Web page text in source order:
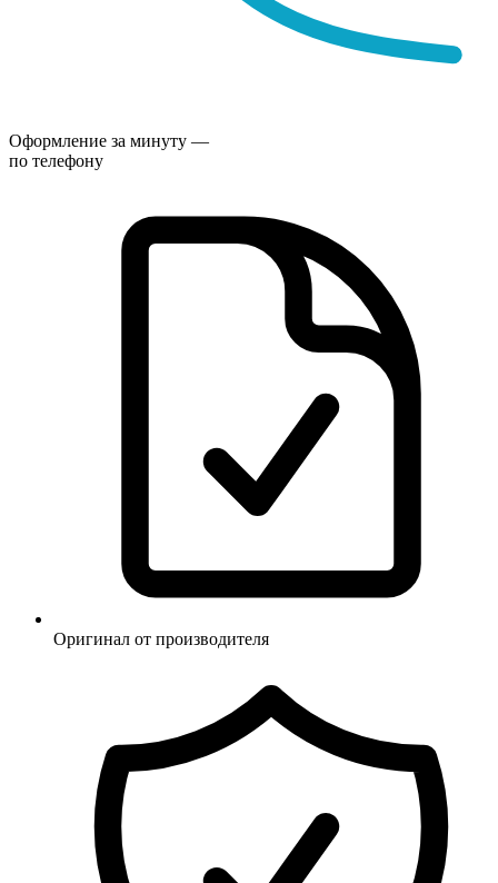
Оформление за минуту —
по телефону
Оригинал от производителя